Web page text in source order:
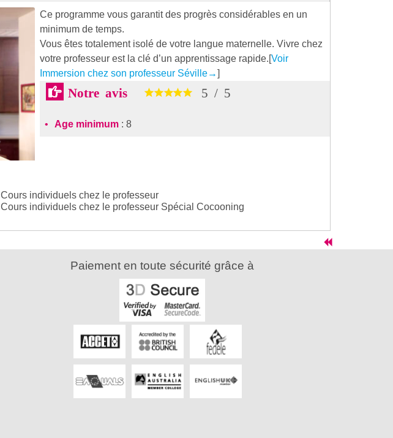
Ce programme vous garantit des progrès considérables en un
minimum de temps.
Vous êtes totalement isolé de votre langue maternelle. Vivre chez
votre professeur est la clé d’un apprentissage rapide.[Voir
Immersion chez son professeur Séville→]
Notre avis 5 / 5
Age minimum : 8
Cours individuels chez le professeur
Cours individuels chez le professeur Spécial Cocooning
Paiement en toute sécurité grâce à